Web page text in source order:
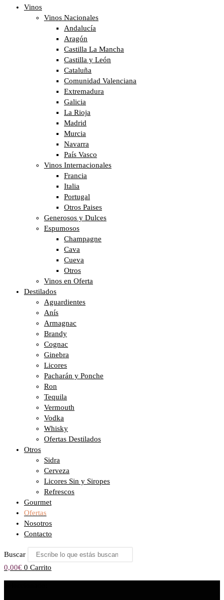
Vinos
Vinos Nacionales
Andalucía
Aragón
Castilla La Mancha
Castilla y León
Cataluña
Comunidad Valenciana
Extremadura
Galicia
La Rioja
Madrid
Murcia
Navarra
País Vasco
Vinos Internacionales
Francia
Italia
Portugal
Otros Paises
Generosos y Dulces
Espumosos
Champagne
Cava
Cueva
Otros
Vinos en Oferta
Destilados
Aguardientes
Anís
Armagnac
Brandy
Cognac
Ginebra
Licores
Pacharán y Ponche
Ron
Tequila
Vermouth
Vodka
Whisky
Ofertas Destilados
Otros
Sidra
Cerveza
Licores Sin y Siropes
Refrescos
Gourmet
Ofertas
Nosotros
Contacto
Buscar
0,00€ 0 Carrito